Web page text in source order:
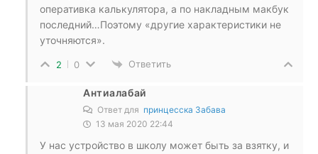
оперативка калькулятора, а по накладным макбук
последний…Поэтому «другие характеристики не
уточняются».
2 0 Ответить
Антиалабай
Ответ для принцесска Забава
13 мая 2020 22:44
У нас устройство в школу может быть за взятку, и